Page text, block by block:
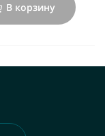
В корзину